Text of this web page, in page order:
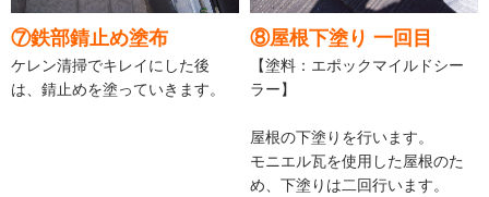
⑦鉄部錆止め塗布
ケレン清掃でキレイにした後
は、錆止めを塗っていきます。
⑧屋根下塗り 一回目
【塗料：エポックマイルドシー
ラー】
屋根の下塗りを行います。
モニエル瓦を使用した屋根のた
め、下塗りは二回行います。